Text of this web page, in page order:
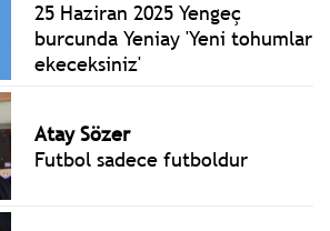
25 Haziran 2025 Yengeç
burcunda Yeniay 'Yeni tohumlar
ekeceksiniz'
Atay Sözer
Futbol sadece futboldur